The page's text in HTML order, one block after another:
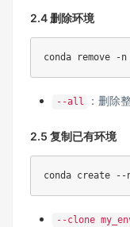
2.4 删除环境
conda remove -
--all ：删除
2.5 复制已有环境
conda create --
--clone